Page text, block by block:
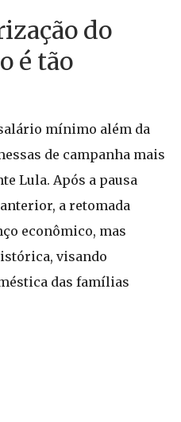
do
é tão
mínimo além da
de campanha mais
Lula. Após a pausa
a retomada
econômico, mas
visando
das famílias